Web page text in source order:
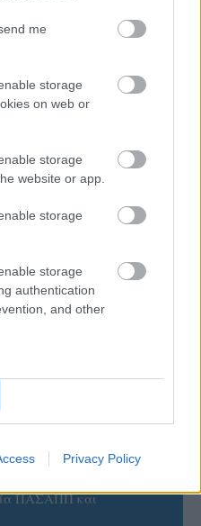
me
storage
on web or
storage
website or app.
storage
storage
authentication
and other
Privacy Policy
το Παγκόσμιο
Αντιδρούν οι σύλλογοι
η Μπενφίκα του Ψάρρα
Βίλτενμπουργκ
της Εθνικής στο
ΠΑΣΑΠΠ και